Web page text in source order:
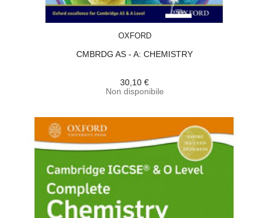
OXFORD
CMBRDG AS - A: CHEMISTRY
30,10 €
Non disponibile